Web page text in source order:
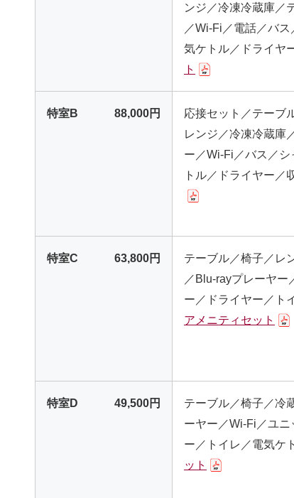
ンジ／冷凍冷蔵庫／
／Wi-Fi／電話／バ
気ケトル／ドライヤ
ト
特室B 88,000円
応接セット／テーブ
レンジ／冷凍冷蔵庫
ー／Wi-Fi／バス／
トル／ドライヤー／
特室C 63,800円
テーブル／椅子／レ
／Blu-rayプレーヤー
ー／ドライヤー／ト
アメニティセット
特室D 49,500円
テーブル／椅子／冷
ーヤー／Wi-Fi／ユ
ー／トイレ／電気ケ
ット